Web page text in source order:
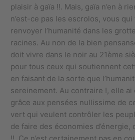
plaisir à gaïa !!. Mais, gaïa n’en à
n’est-ce pas les escrolos, vous
renvoyer l’humanité dans les
racines. Au non de la bien
doit vivre dans le noir au 21ème
pour tous ceux qui soutiennent
en faisant de la sorte que
sereinement. Au contraire !, elle
grâce aux pensées nullissime de
vert qui veulent contrôler les
de faire des économies d’énergie,
!!. Ce n’est certainement pas en